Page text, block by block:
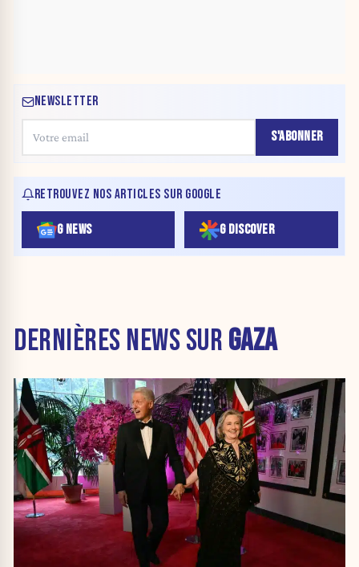
NEWSLETTER
S'ABONNER
RETROUVEZ NOS ARTICLES SUR GOOGLE
G NEWS G DISCOVER
DERNIÈRES NEWS SUR GAZA